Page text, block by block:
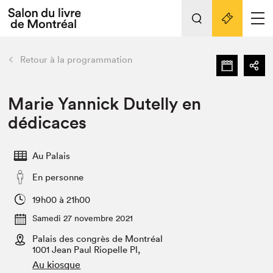
Espace exposant⋅e⋅s
Espace enseignant·e·s
L'événement
Préparer sa visite au Salon
SLM PRO
retour Nos activités
Préparer sa visite
Salon au Palais
Salon dans la ville et en ligne
Projets partenaires
Liens pratiques
Retour à la programmation
Marie Yannick Dutelly en
dédicaces
Au Palais
En personne
19h00 à 21h00
Samedi 27 novembre 2021
Palais des congrès de Montréal
1001 Jean Paul Riopelle Pl,
Au kiosque